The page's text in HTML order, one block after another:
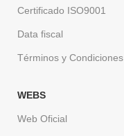
Certificado ISO9001
Data fiscal
Términos y Condiciones
WEBS
Web Oficial